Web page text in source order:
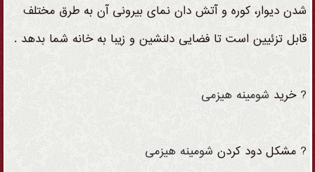
شدن دیوار، کوره و آتش دان نمای بیرونی آن به طرق مختلف
قابل تزئیین است تا فضایی دلنشین و زیبا به خانه شما بدهد .
? خرید شومینه هیزمی
? مشکل دود کردن شومینه هیزمی